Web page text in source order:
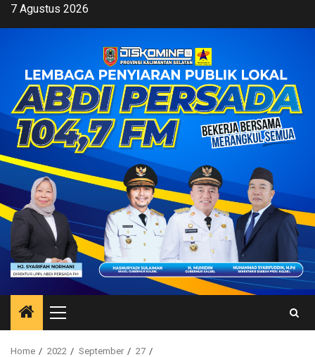
Skip7 Agustus 2026
Primary
Menu
Home 2022 September
27